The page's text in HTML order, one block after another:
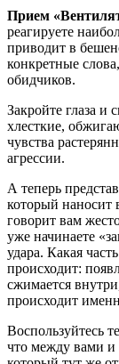
Прием
реагируете
приводит в
конкретные
обидчиков.
Закройте глаза и
хлесткие,
чувства
агрессии.
А теперь
который наносит
говорит вам
уже начинаете
удара. Какая
происходит:
сжимается
происходит
Воспользуйтесь
что между вами